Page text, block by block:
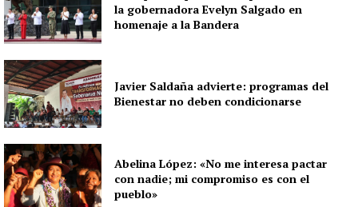
la gobernadora Evelyn Salgado en
homenaje a la Bandera
Javier Saldaña advierte: programas del
Bienestar no deben condicionarse
Abelina López: «No me interesa pactar
con nadie; mi compromiso es con el
pueblo»